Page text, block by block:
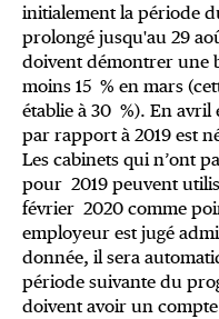
initialement la période
prolongé jusqu'au 29
doivent démontrer une
moins 15 % en mars
établie à 30 %). En avril
par rapport à 2019 est
Les cabinets qui n’ont
pour 2019 peuvent
février 2020 comme
employeur est jugé
donnée, il sera
période suivante du
doivent avoir un